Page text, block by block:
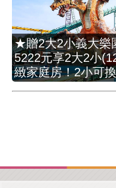
★贈2大2小義大樂
5222元享2大2小
緻家庭房！2小可